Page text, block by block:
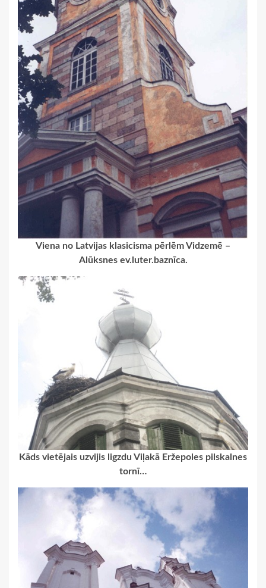
Viena no Latvijas klasicisma pērlēm Vidzemē –
Alūksnes ev.luter.baznīca.
Kāds vietējais uzvijis ligzdu Viļakā Eržepoles pilskalnes
tornī…